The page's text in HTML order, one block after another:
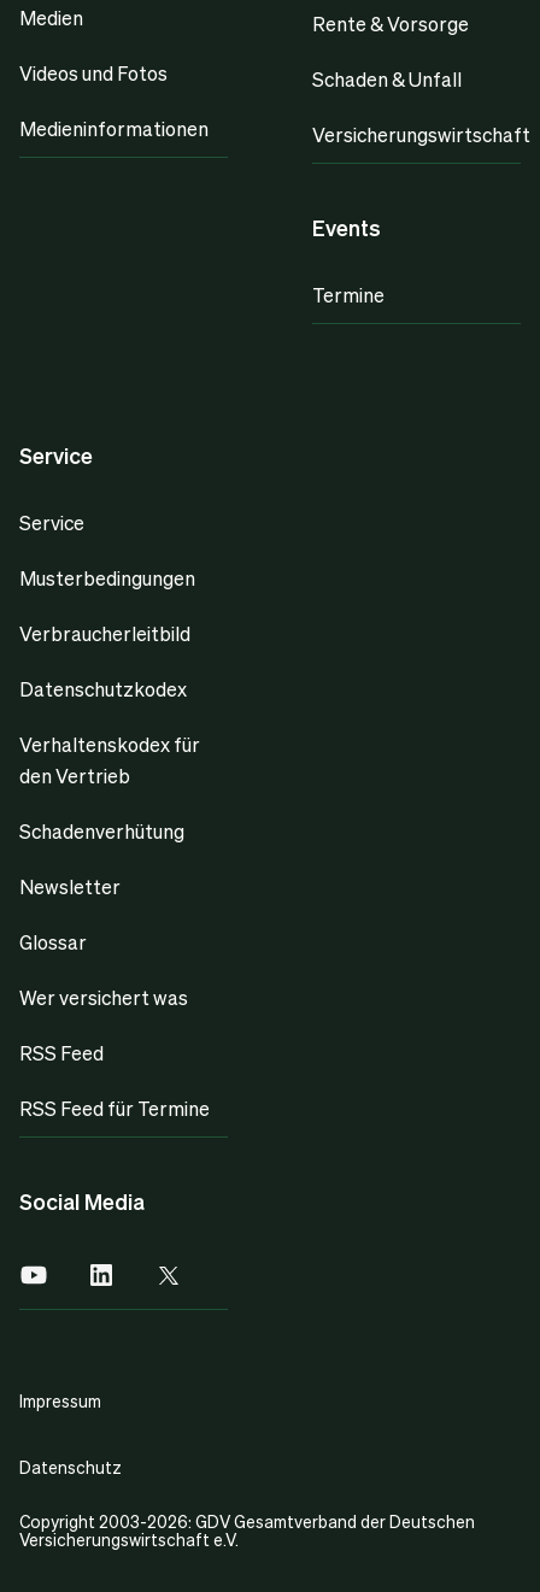
Medien
Videos und Fotos
Medieninformationen
Rente & Vorsorge
Schaden & Unfall
Versicherungswirtschaft
Events
Termine
Service
Service
Musterbedingungen
Verbraucherleitbild
Datenschutzkodex
Verhaltenskodex für
den Vertrieb
Schadenverhütung
Newsletter
Glossar
Wer versichert was
RSS Feed
RSS Feed für Termine
Social Media
Copyright 2003-2026: GDV Gesamtverband der Deutschen
Versicherungswirtschaft e.V.
Impressum
Datenschutz